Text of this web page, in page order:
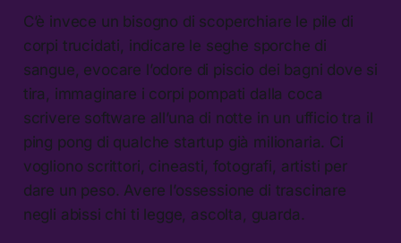
C’è invece un bisogno di scoperchiare le pile di
corpi trucidati, indicare le seghe sporche di
sangue, evocare l’odore di piscio dei bagni dove si
tira, immaginare i corpi pompati dalla coca
scrivere software all’una di notte in un ufficio tra il
ping pong di qualche startup già milionaria. Ci
vogliono scrittori, cineasti, fotografi, artisti per
dare un peso. Avere l’ossessione di trascinare
negli abissi chi ti legge, ascolta, guarda.